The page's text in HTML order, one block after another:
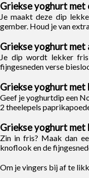
Griekse yoghurt met
Je maakt deze dip
gember. Houd je van
Griekse yoghurt met
Je dip wordt lekker
fijngesneden verse
Griekse yoghurt met
Geef je yoghurtdip een
2 theelepels
Griekse yoghurt met
Zin in fris? Maak dan
knoflook en de
Om je vingers bij af te